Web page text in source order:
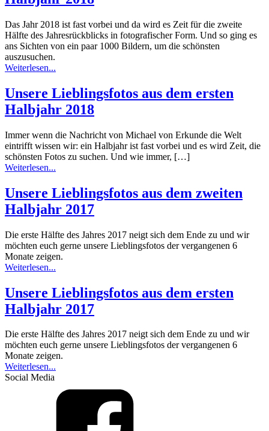
Das Jahr 2018 ist fast vorbei und da wird es Zeit für die zweite
Hälfte des Jahresrückblicks in fotografischer Form. Und so ging es
ans Sichten von ein paar 1000 Bildern, um die schönsten
auszusuchen.
Weiterlesen...
Unsere Lieblingsfotos aus dem ersten
Halbjahr 2018
Immer wenn die Nachricht von Michael von Erkunde die Welt
eintrifft wissen wir: ein Halbjahr ist fast vorbei und es wird Zeit, die
schönsten Fotos zu suchen. Und wie immer, […]
Weiterlesen...
Unsere Lieblingsfotos aus dem zweiten
Halbjahr 2017
Die erste Hälfte des Jahres 2017 neigt sich dem Ende zu und wir
möchten euch gerne unsere Lieblingsfotos der vergangenen 6
Monate zeigen.
Weiterlesen...
Unsere Lieblingsfotos aus dem ersten
Halbjahr 2017
Die erste Hälfte des Jahres 2017 neigt sich dem Ende zu und wir
möchten euch gerne unsere Lieblingsfotos der vergangenen 6
Monate zeigen.
Weiterlesen...
Social Media